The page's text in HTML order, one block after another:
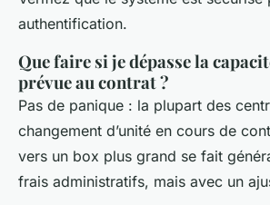
authentification.
Que faire si je dépasse la
prévue au contrat ?
Pas de panique : la plupart des
changement d’unité en cours de
vers un box plus grand se fait
frais administratifs, mais avec un